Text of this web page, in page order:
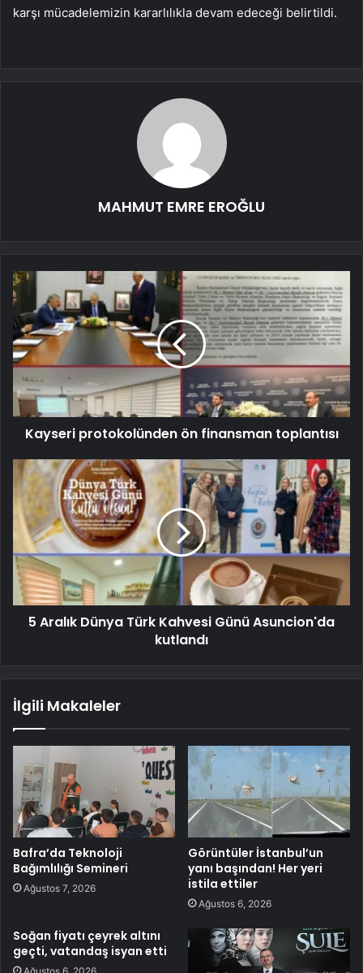
karşı mücadelemizin kararlılıkla devam edeceği belirtildi.
MAHMUT EMRE EROĞLU
Kayseri protokolünden ön finansman toplantısı
5 Aralık Dünya Türk Kahvesi Günü Asuncion'da
kutlandı
İlgili Makaleler
Bafra’da Teknoloji
Bağımlılığı Semineri
Ağustos 7, 2026
Görüntüler İstanbul’un
yanı başından! Her yeri
istila ettiler
Ağustos 6, 2026
Soğan fiyatı çeyrek altını
geçti, vatandaş isyan etti
Ağustos 6, 2026